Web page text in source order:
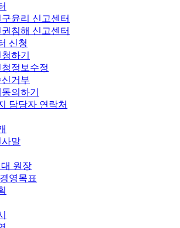
구윤리 신고센터
권침해 신고센터
신청
하기
청정보수정
신거부
의하기
담당자 연락처
사말
원장
영목표